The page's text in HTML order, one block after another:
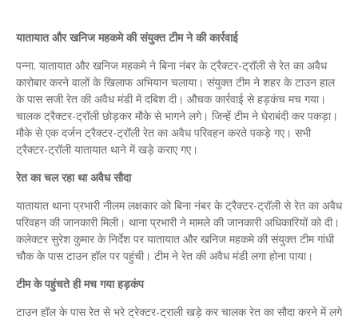
यातायात और खनिज महकमे की संयुक्त टीम ने की कार्रवाई
पन्ना. यातायात और खनिज महकमे ने बिना नंबर के ट्रैक्टर-ट्रॉली से रेत का अवैध
कारोबार करने वालों के खिलाफ अभियान चलाया। संयुक्त टीम ने शहर के टाउन हाल
के पास सजी रेत की अवैध मंडी में दबिश दी। औचक कार्रवाई से हड़कंच मच गया।
चालक ट्रैक्टर-ट्रॉली छोड़कर मौके से भागने लगे। जिन्हें टीम ने घेराबंदी कर पकड़ा।
मौके से एक दर्जन ट्रैक्टर-ट्रॉली रेत का अवैध परिवहन करते पकड़े गए। सभी
ट्रैक्टर-ट्रॉली यातायात थाने में खड़े कराए गए।
रेत का चल रहा था अवैध सौदा
यातायात थाना प्रभारी नीलम लक्षकार को बिना नंबर के ट्रैक्टर-ट्रॉली से रेत का अवैध
परिवहन की जानकारी मिली। थाना प्रभारी ने मामले की जानकारी अधिकारियों को दी।
कलेक्टर सुरेश कुमार के निर्देश पर यातायात और खनिज महकमे की संयुक्त टीम गांधी
चौक के पास टाउन हॉल पर पहुंची। टीम ने रेत की अवैध मंडी लगा होना पाया।
टीम के पहुंचते ही मच गया हड़कंप
टाउन हॉल के पास रेत से भरे ट्रेक्टर-ट्राली खड़े कर चालक रेत का सौदा करने में लगे